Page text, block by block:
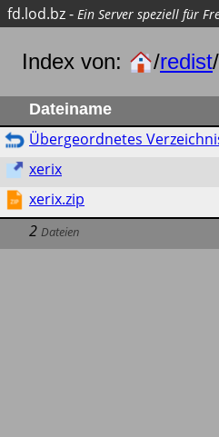
fd.lod.bz- Ein Server speziell für
Index von: /redist/
Dateiname
Übergeordnetes
xerix
xerix.zip
2 Dateien